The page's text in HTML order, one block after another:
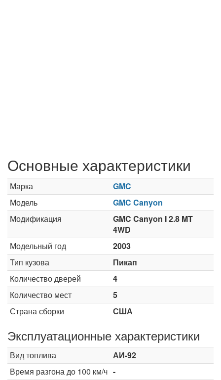
Основные характеристики
Марка
GMC
Модель
GMC Canyon
Модификация
GMC Canyon I 2.8 MT
4WD
Модельный год
2003
Тип кузова
Пикап
Количество дверей
4
Количество мест
5
Страна сборки
США
Эксплуатационные характеристики
Вид топлива
АИ-92
Время разгона до 100 км/ч -